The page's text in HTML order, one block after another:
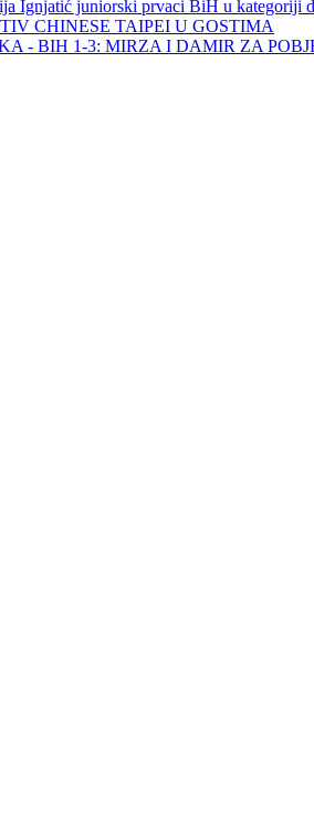
Ignjatić juniorski prvaci BiH u kategoriji
CHINESE TAIPEI U GOSTIMA
- BIH 1-3: MIRZA I DAMIR ZA